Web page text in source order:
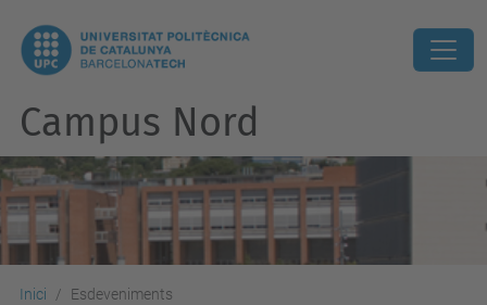
Campus Nord
Inici Esdeveniments